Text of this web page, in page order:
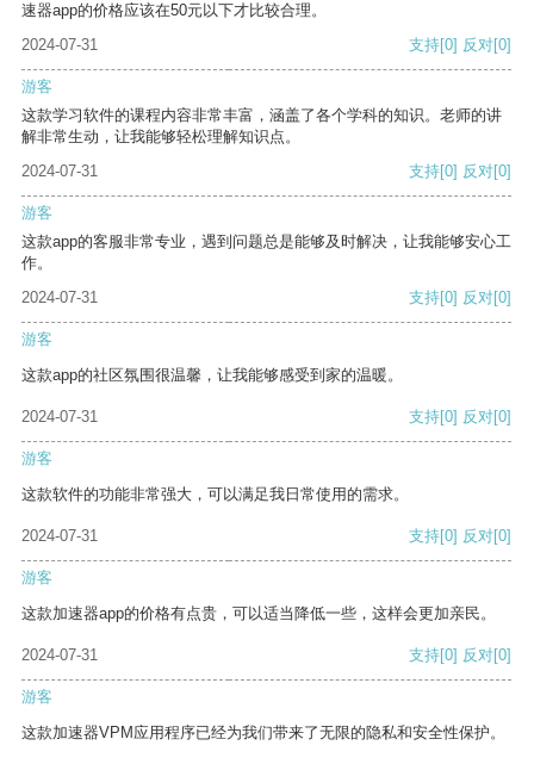
速器app的价格应该在50元以下才比较合理。
2024-07-31
支持[0] 反对[0]
游客
这款学习软件的课程内容非常丰富，涵盖了各个学科的知识。老师的讲
解非常生动，让我能够轻松理解知识点。
2024-07-31
支持[0] 反对[0]
游客
这款app的客服非常专业，遇到问题总是能够及时解决，让我能够安心工
作。
2024-07-31
支持[0] 反对[0]
游客
这款app的社区氛围很温馨，让我能够感受到家的温暖。
2024-07-31 支持[0] 反对[0]
游客
这款软件的功能非常强大，可以满足我日常使用的需求。
2024-07-31 支持[0] 反对[0]
游客
这款加速器app的价格有点贵，可以适当降低一些，这样会更加亲民。
2024-07-31 支持[0] 反对[0]
游客
这款加速器VPM应用程序已经为我们带来了无限的隐私和安全性保护。